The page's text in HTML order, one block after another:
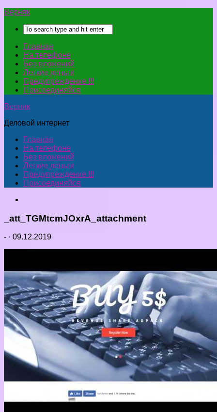
Верняк
Главная
На телефоне
Без вложений
Легкие деньги
Предупреждение !!!
Присоединяйся
Верняк
Деловой интернет
Главная
На телефоне
Без вложений
Легкие деньги
Предупреждение !!!
Присоединяйся
_att_TGMtcmJOxrA_attachment
- · 09.12.2019